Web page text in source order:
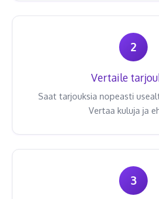
2
Vertaile
Saat tarjouksia nopeasti
Vertaa kuluja ja
3